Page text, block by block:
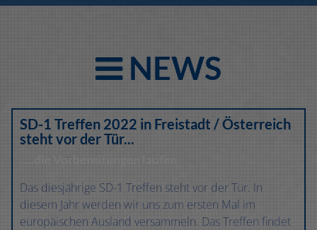
NEWS
SD-1 Treffen 2022 in Freistadt / Österreich
steht vor der Tür...
.....die Vorbereitungen laufen
Das diesjährige SD-1 Treffen steht vor der Tür. In
diesem Jahr werden wir uns zum ersten Mal im
europäischen Ausland versammeln. Das Treffen findet